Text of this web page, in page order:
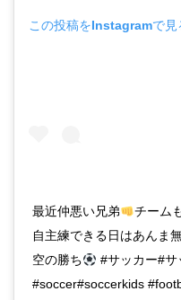
この投稿をInstagramで見
最近仲悪い兄弟
チーム
自主練できる日はあんま
空の勝ち
#サッカー#
#soccer#soccerkids